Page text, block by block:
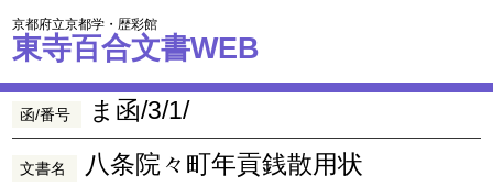
京都府立京都学・歴彩館
東寺百合文書WEB
函/番号 ま函/3/1/
文書名 八条院々町年貢銭散用状